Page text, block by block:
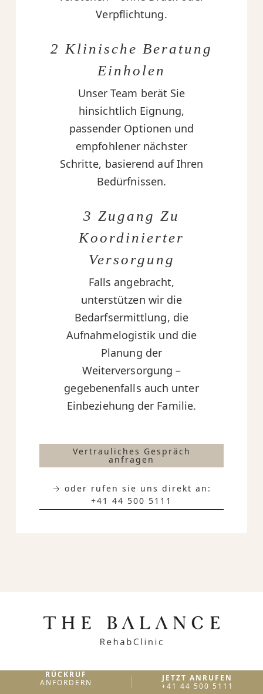
Verpflichtung.
2 Klinische Beratung
Einholen
Unser Team berät Sie
hinsichtlich Eignung,
passender Optionen und
empfohlener nächster
Schritte, basierend auf Ihren
Bedürfnissen.
3 Zugang Zu
Koordinierter
Versorgung
Falls angebracht,
unterstützen wir die
Bedarfsermittlung, die
Aufnahmelogistik und die
Planung der
Weiterversorgung –
gegebenenfalls auch unter
Einbeziehung der Familie.
Vertrauliches Gespräch
anfragen
→ oder rufen sie uns direkt an:
+41 44 500 5111
RÜCKRUF
ANFORDERN
JETZT ANRUFEN
+41 44 500 5111